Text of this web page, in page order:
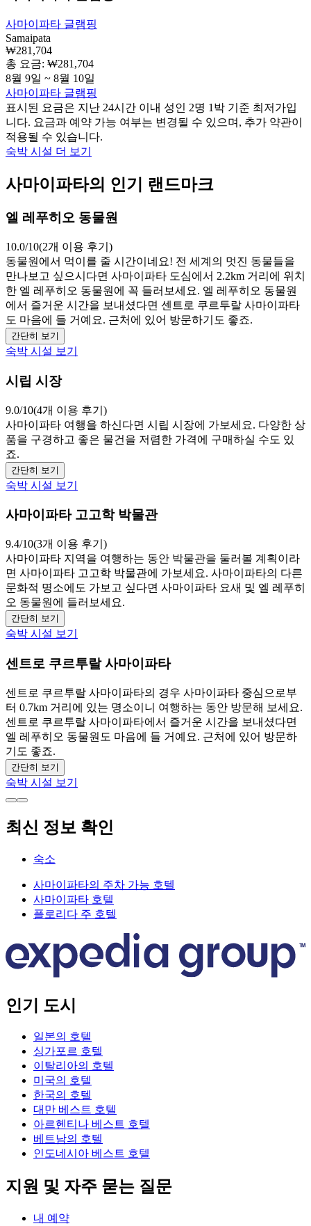
사마이파타 글램핑
Samaipata
₩281,704
총 요금: ₩281,704
8월 9일 ~ 8월 10일
사마이파타 글램핑
표시된 요금은 지난 24시간 이내 성인 2명 1박 기준 최저가입
니다. 요금과 예약 가능 여부는 변경될 수 있으며, 추가 약관이
적용될 수 있습니다.
숙박 시설 더 보기
사마이파타의 인기 랜드마크
엘 레푸히오 동물원
10.0/10(2개 이용 후기)
동물원에서 먹이를 줄 시간이네요! 전 세계의 멋진 동물들을
만나보고 싶으시다면 사마이파타 도심에서 2.2km 거리에 위치
한 엘 레푸히오 동물원에 꼭 들러보세요. 엘 레푸히오 동물원
에서 즐거운 시간을 보내셨다면 센트로 쿠르투랄 사마이파타
도 마음에 들 거예요. 근처에 있어 방문하기도 좋죠.
간단히 보기
숙박 시설 보기
시립 시장
9.0/10(4개 이용 후기)
사마이파타 여행을 하신다면 시립 시장에 가보세요. 다양한 상
품을 구경하고 좋은 물건을 저렴한 가격에 구매하실 수도 있
죠.
간단히 보기
숙박 시설 보기
사마이파타 고고학 박물관
9.4/10(3개 이용 후기)
사마이파타 지역을 여행하는 동안 박물관을 둘러볼 계획이라
면 사마이파타 고고학 박물관에 가보세요. 사마이파타의 다른
문화적 명소에도 가보고 싶다면 사마이파타 요새 및 엘 레푸히
오 동물원에 들러보세요.
간단히 보기
숙박 시설 보기
센트로 쿠르투랄 사마이파타
센트로 쿠르투랄 사마이파타의 경우 사마이파타 중심으로부
터 0.7km 거리에 있는 명소이니 여행하는 동안 방문해 보세요.
센트로 쿠르투랄 사마이파타에서 즐거운 시간을 보내셨다면
엘 레푸히오 동물원도 마음에 들 거예요. 근처에 있어 방문하
기도 좋죠.
간단히 보기
숙박 시설 보기
최신 정보 확인
숙소
사마이파타의 주차 가능 호텔
사마이파타 호텔
플로리다 주 호텔
인기 도시
일본의 호텔
싱가포르 호텔
이탈리아의 호텔
미국의 호텔
한국의 호텔
대만 베스트 호텔
아르헨티나 베스트 호텔
베트남의 호텔
인도네시아 베스트 호텔
지원 및 자주 묻는 질문
내 예약